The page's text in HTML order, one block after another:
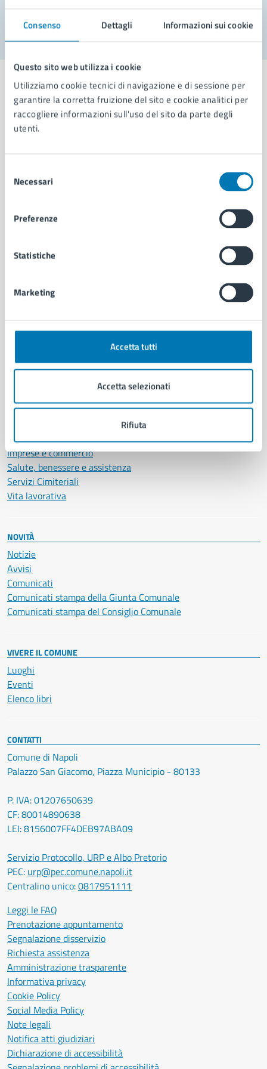
Consenso Dettagli Informazioni sui cookie
Questo sito web utilizza i cookie
Utilizziamo cookie tecnici di navigazione e di sessione per
garantire la corretta fruizione del sito e cookie analitici per
raccogliere informazioni sull'uso del sito da parte degli
utenti.
delNecessari
Preferenze
Statistiche
Marketing
Accetta tutti
Accetta selezionati
Rifiuta
Comune di Napoli
Aree amministrative
Uffici
Politici
Intranet, posta aziendale e protocollo
CATEGORIE DI SERVIZIO
Anagrafe e stato civile
Documenti e certificati
Giustizia e sicurezza pubblica
Imprese e commercio
Salute, benessere e assistenza
Servizi Cimiteriali
Vita lavorativa
NOVITÀ
Notizie
Avvisi
Comunicati
Comunicati stampa della Giunta Comunale
Comunicati stampa del Consiglio Comunale
VIVERE IL COMUNE
Luoghi
Eventi
Elenco libri
CONTATTI
Comune di Napoli
Palazzo San Giacomo, Piazza Municipio - 80133
P. IVA: 01207650639
CF: 80014890638
LEI: 8156007FF4DEB97ABA09
Servizio Protocollo, URP e Albo Pretorio
PEC: urp@pec.comune.napoli.it
Centralino unico:0817951111
Leggi le FAQ
Prenotazione appuntamento
Segnalazione disservizio
Richiesta assistenza
Amministrazione trasparente
Informativa privacy
Cookie Policy
Social Media Policy
Note legali
Notifica atti giudiziari
Dichiarazione di accessibilità